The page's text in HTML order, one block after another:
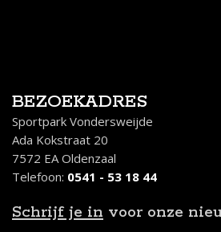
BEZOEKADRES
Sportpark Vondersweijde
Ada Kokstraat 20
7572 EA Oldenzaal
Telefoon: 0541 - 53 18 44
Schrijf je in voor onze